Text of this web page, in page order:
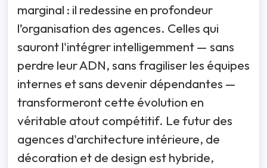
marginal : il redessine en profondeur
l’organisation des agences. Celles qui
sauront l'intégrer intelligemment — sans
perdre leur ADN, sans fragiliser les équipes
internes et sans devenir dépendantes —
transformeront cette évolution en
véritable atout compétitif. Le futur des
agences d'architecture intérieure, de
décoration et de design est hybride,